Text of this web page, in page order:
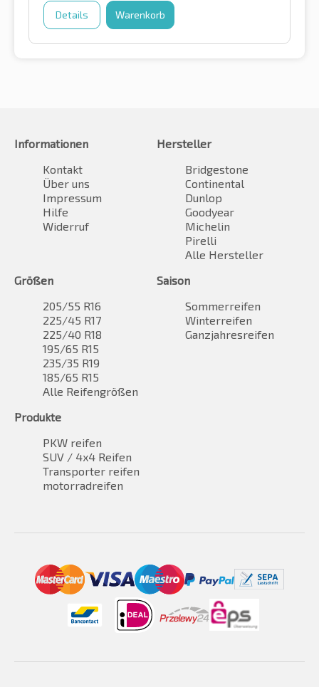
Details Warenkorb
Informationen
Kontakt
Über uns
Impressum
Hilfe
Widerruf
Hersteller
Bridgestone
Continental
Dunlop
Goodyear
Michelin
Pirelli
Alle Hersteller
Größen
205/55 R16
225/45 R17
225/40 R18
195/65 R15
235/35 R19
185/65 R15
Alle Reifengrößen
Saison
Sommerreifen
Winterreifen
Ganzjahresreifen
Produkte
PKW reifen
SUV / 4x4 Reifen
Transporter reifen
motorradreifen